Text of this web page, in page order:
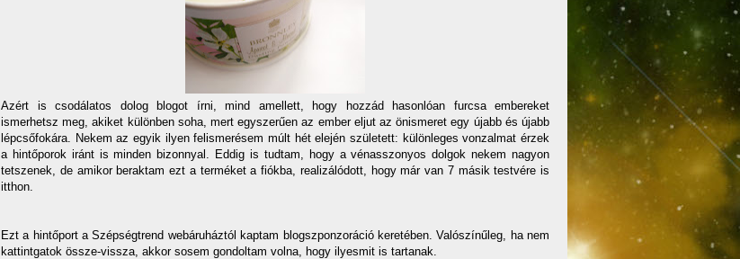
Azért is csodálatos dolog blogot írni, mind amellett, hogy hozzád hasonlóan furcsa embereket
ismerhetsz meg, akiket különben soha, mert egyszerűen az ember eljut az önismeret egy újabb és újabb
lépcsőfokára. Nekem az egyik ilyen felismerésem múlt hét elején született: különleges vonzalmat érzek
a hintőporok iránt is minden bizonnyal. Eddig is tudtam, hogy a vénasszonyos dolgok nekem nagyon
tetszenek, de amikor beraktam ezt a terméket a fiókba, realizálódott, hogy már van 7 másik testvére is
itthon.
Ezt a hintőport a Szépségtrend webáruháztól kaptam blogszponzoráció keretében. Valószínűleg, ha nem
kattintgatok össze-vissza, akkor sosem gondoltam volna, hogy ilyesmit is tartanak.